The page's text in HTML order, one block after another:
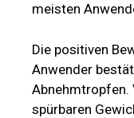
meisten
Die positiven
Anwender
Abnehmtropfen.
spürbaren